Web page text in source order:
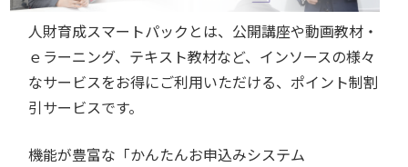
人財育成スマートパックとは、公開講座や動画教材・
ｅラーニング、テキスト教材など、インソースの様々
なサービスをお得にご利用いただける、ポイント制割
引サービスです。
機能が豊富な「かんたんお申込みシステム